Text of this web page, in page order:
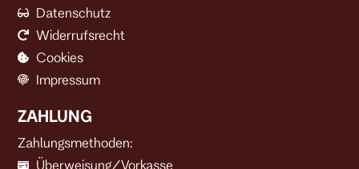
Datenschutz
Widerrufsrecht
Cookies
Impressum
ZAHLUNG
Zahlungsmethoden:
Überweisung/Vorkasse